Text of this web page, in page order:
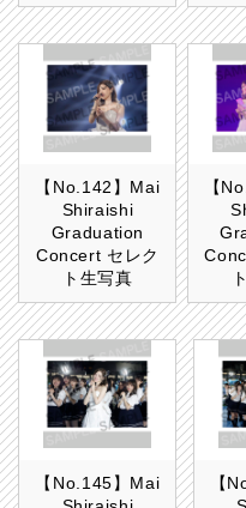
【No.142】Mai
Shiraishi
Graduation
Concert セレク
ト生写真
【
【No.145】Mai
【